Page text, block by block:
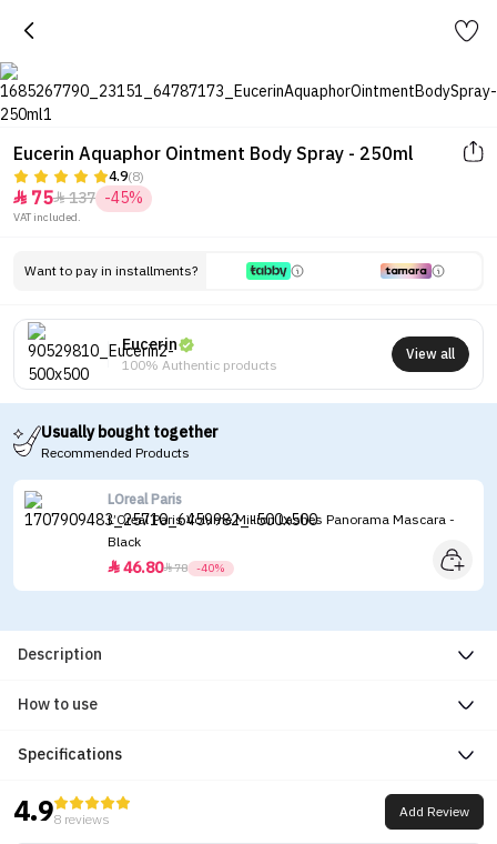
Eucerin Aquaphor Ointment Body Spray - 250ml
4.9(8)
 75137 -45%
VAT included.
Want to pay in installments?
Eucerin
100% Authentic products
View all
Usually bought together
Recommended Products
LOreal Paris
L’Oreal Paris Volume Million Lashes Panorama Mascara -
Black
46.8078 -40%
Description
How to use
Specifications
4.98 reviews Add Review